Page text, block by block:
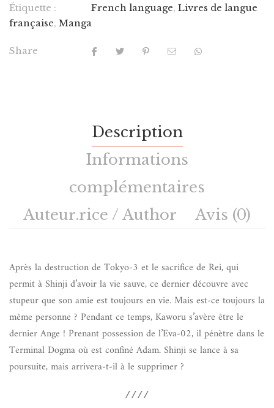
Étiquette : French language, Livres de langue
française, Manga
Share
Description
Informations
complémentaires
Auteur.rice / Author
Avis (0)
Après la destruction de Tokyo-3 et le sacrifice de Rei, qui
permit à Shinji d’avoir la vie sauve, ce dernier découvre avec
stupeur que son amie est toujours en vie. Mais est-ce toujours la
même personne ? Pendant ce temps, Kaworu s’avère être le
dernier Ange ! Prenant possession de l’Eva-02, il pénètre dans le
Terminal Dogma où est confiné Adam. Shinji se lance à sa
poursuite, mais arrivera-t-il à le supprimer ?
////